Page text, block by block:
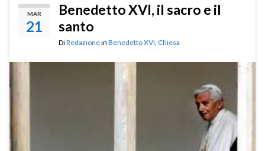
MAR
21
Benedetto XVI, il sacro e il
santo
DiRedazionein Benedetto XVI Chiesa